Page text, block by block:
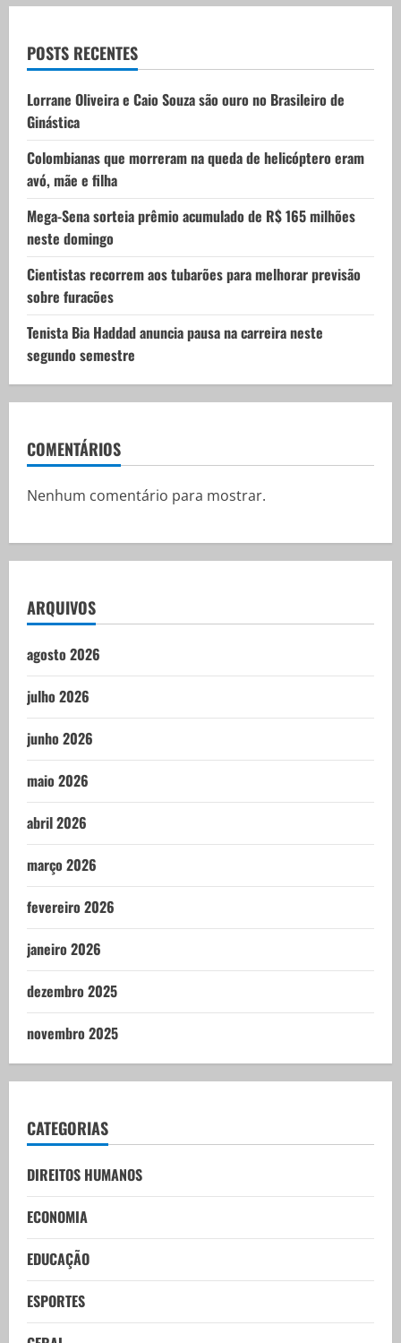
a
t
i
o
n
POSTS RECENTES
Lorrane Oliveira e Caio Souza são ouro no Brasileiro de
Ginástica
Colombianas que morreram na queda de helicóptero eram
avó, mãe e filha
Mega-Sena sorteia prêmio acumulado de R$ 165 milhões
neste domingo
Cientistas recorrem aos tubarões para melhorar previsão
sobre furacões
Tenista Bia Haddad anuncia pausa na carreira neste
segundo semestre
COMENTÁRIOS
Nenhum comentário para mostrar.
ARQUIVOS
agosto 2026
julho 2026
junho 2026
maio 2026
abril 2026
março 2026
fevereiro 2026
janeiro 2026
dezembro 2025
novembro 2025
CATEGORIAS
DIREITOS HUMANOS
ECONOMIA
EDUCAÇÃO
ESPORTES